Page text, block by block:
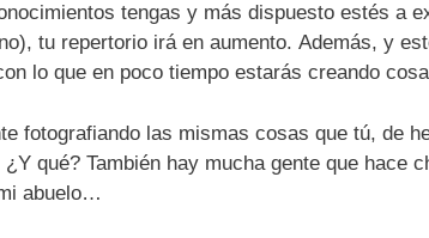
tengas y más dispuesto estés a
tu repertorio irá en aumento. Además, y
lo que en poco tiempo estarás creando
fotografiando las mismas cosas que tú, de
qué? También hay mucha gente que hace
abuelo…